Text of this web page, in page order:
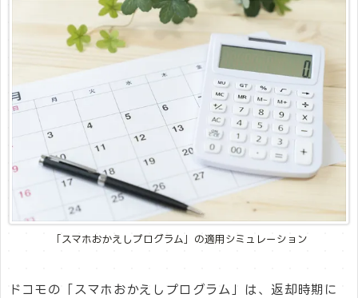
「スマホおかえしプログラム」の適用シミュレーション
ドコモの「スマホおかえしプログラム」は、返却時期に